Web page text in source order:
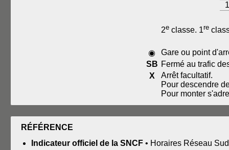
2eclasse. 1re
◉
Gare ou point
SB Fermé au trafic
X
Arrêt facultatif.
Pour descendre
Pour monter
RÉFÉRENCE
Indicateur officiel de la SNCF • Horaires Réseau